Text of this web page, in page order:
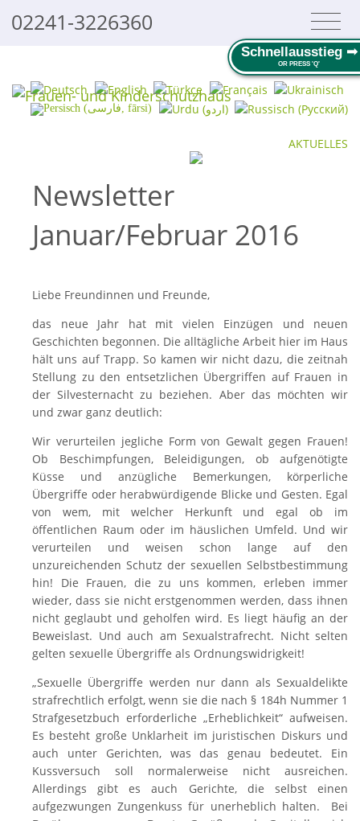
02241-3226360
AKTUELLES
Schnellausstieg ➟
Newsletter
Januar/Februar 2016
Liebe Freundinnen und Freunde,
das neue Jahr hat mit vielen Einzügen und neuen
Geschichten begonnen. Die alltägliche Arbeit hier im Haus
hält uns auf Trapp. So kamen wir nicht dazu, die zeitnah
Stellung zu den entsetzlichen Übergriffen auf Frauen in
derSilvesternacht zu beziehen. Aber das möchten wir
und zwar ganz deutlich:
Wir verurteilen jegliche Form von Gewalt gegen Frauen!
Ob Beschimpfungen, Beleidigungen, ob aufgenötigte
Küsse und anzügliche Bemerkungen, körperliche
Übergriffe oder herabwürdigende Blicke und Gesten. Egal
von wem, mit welcher Herkunft und egal ob im
öffentlichen Raum oder im häuslichen Umfeld. Und wir
verurteilen und weisen schon lange auf den
unzureichenden Schutz der sexuellen Selbstbestimmung
hin! Die Frauen, die zu uns kommen, erleben immer
wieder, dass sie nicht erstgenommen werden, dass ihnen
nicht geglaubt und geholfen wird. Es liegt häufig an der
Beweislast. Und auch am Sexualstrafrecht. Nicht selten
gelten sexuelle Übergriffe als Ordnungswidrigkeit!
„Sexuelle Übergriffe werden nur dann als Sexualdelikte
strafrechtlich erfolgt, wenn sie die nach § 184h Nummer 1
Strafgesetzbuch erforderliche „Erheblichkeit“ aufweisen.
Es besteht große Unklarheit im juristischen Diskurs und
auch unter Gerichten, was das genau bedeutet. Ein
Kussversuch soll normalerweise nicht ausreichen.
Allerdings gibt es auch Gerichte, die selbst einen
aufgezwungen Zungenkuss für unerheblich halten. Bei